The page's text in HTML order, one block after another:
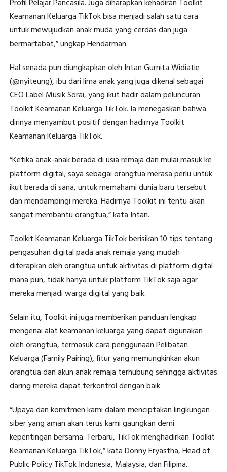
Profil Pelajar Pancasila. Juga diharapkan kehadiran Toolkit
Keamanan Keluarga TikTok bisa menjadi salah satu cara
untuk mewujudkan anak muda yang cerdas dan juga
bermartabat,” ungkap Hendarman.
Hal senada pun diungkapkan oleh Intan Gurnita Widiatie
(@nyiteung), ibu dari lima anak yang juga dikenal sebagai
CEO Label Musik Sorai, yang ikut hadir dalam peluncuran
Toolkit Keamanan Keluarga TikTok. Ia menegaskan bahwa
dirinya menyambut positif dengan hadirnya Toolkit
Keamanan Keluarga TikTok.
“Ketika anak-anak berada di usia remaja dan mulai masuk ke
platform digital, saya sebagai orangtua merasa perlu untuk
ikut berada di sana, untuk memahami dunia baru tersebut
dan mendampingi mereka. Hadirnya Toolkit ini tentu akan
sangat membantu orangtua,” kata Intan.
Toolkit Keamanan Keluarga TikTok berisikan 10 tips tentang
pengasuhan digital pada anak remaja yang mudah
diterapkan oleh orangtua untuk aktivitas di platform digital
mana pun, tidak hanya untuk platform TikTok saja agar
mereka menjadi warga digital yang baik.
Selain itu, Toolkit ini juga memberikan panduan lengkap
mengenai alat keamanan keluarga yang dapat digunakan
oleh orangtua, termasuk cara penggunaan Pelibatan
Keluarga (Family Pairing), fitur yang memungkinkan akun
orangtua dan akun anak remaja terhubung sehingga aktivitas
daring mereka dapat terkontrol dengan baik.
“Upaya dan komitmen kami dalam menciptakan lingkungan
siber yang aman akan terus kami gaungkan demi
kepentingan bersama. Terbaru, TikTok menghadirkan Toolkit
Keamanan Keluarga TikTok,” kata Donny Eryastha, Head of
Public Policy TikTok Indonesia, Malaysia, dan Filipina.